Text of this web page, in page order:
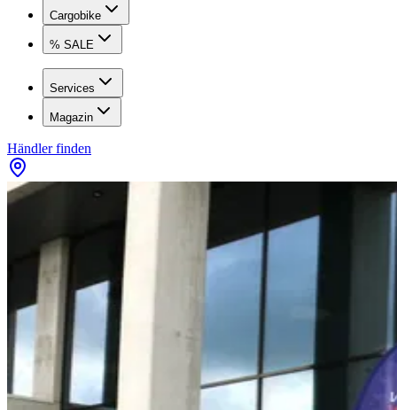
Cargobike
% SALE
Services
Magazin
Händler finden